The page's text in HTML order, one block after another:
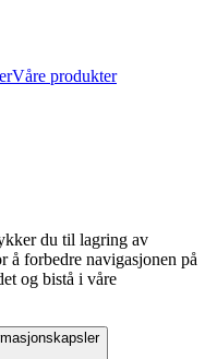
Våre produkter
du til lagring av
å forbedre navigasjonen på
og bistå i våre